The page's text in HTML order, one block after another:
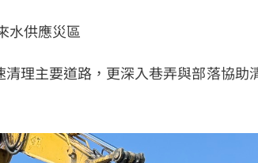
水供應災區
理主要道路，更深入巷弄與部落協助